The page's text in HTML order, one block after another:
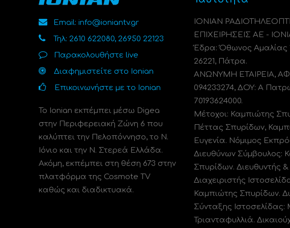
Email: info@ioniantv.gr
Τηλ: 2610 622080, 26950 22123
Παρακολουθήστε live
Διαφημιστείτε στο Ionian
Επικοινωνήστε με το Ionian
Το Ionian εκπέμπει μέσω Digea
στην Περιφερειακή Ζώνη 6 που
καλύπτει την Πελοπόννησο, το N.
Ιόνιο και την Ν. Στερεά Ελλάδα.
Ακόμη, εκπέμπει στη θέση 673 στην
πλατφόρμα της Cosmote TV
καθώς και διαδικτυακά.
ΙΟΝΙΑΝ
ΕΠΙΧΕΙΡΗΣΕΙΣ ΑΕ -
Έδρα: Όθωνος Αμαλίας
26221, Πάτρα.
ΑΝΩΝΥΜΗ ΕΤΑΙΡΕΙΑ,
094233274, ΔΟΥ: A
70193624000.
Μέτοχοι: Καμπιώτης
Πέττας Σπυρίδων,
Ευγενία. Νόμιμος
Διευθύνων Σύμβουλος:
Σπυρίδων. Διευθυντής &
Διαχειριστής
Καμπιώτης Σπυρίδων.
Σύνταξης
Τριανταφυλλιά.